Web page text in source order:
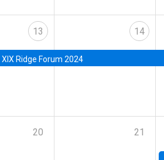
13
XIX Ridge Forum 2024
14
20 21